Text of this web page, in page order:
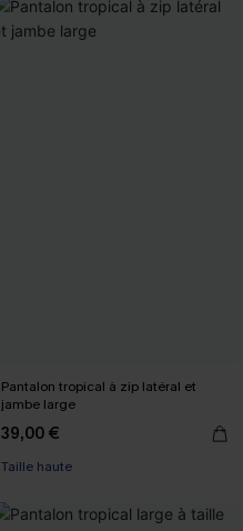
Pantalon tropical à zip latéral et
jambe large
39,00 €
Taille haute